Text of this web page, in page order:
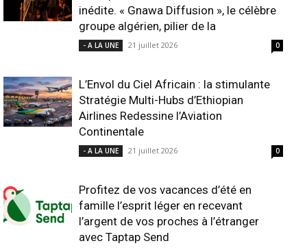
inédite. « Gnawa Diffusion », le célèbre
groupe algérien, pilier de la
- A LA UNE 21 juillet 2026 0
L’Envol du Ciel Africain : la stimulante
Stratégie Multi-Hubs d’Ethiopian
Airlines Redessine l’Aviation
Continentale
- A LA UNE 21 juillet 2026 0
Profitez de vos vacances d’été en
famille l’esprit léger en recevant
l’argent de vos proches à l’étranger
avec Taptap Send